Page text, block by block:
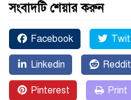
সংবাদটি শেয়ার করুন
Facebook
Linkedin Reddit
Pinterest Print